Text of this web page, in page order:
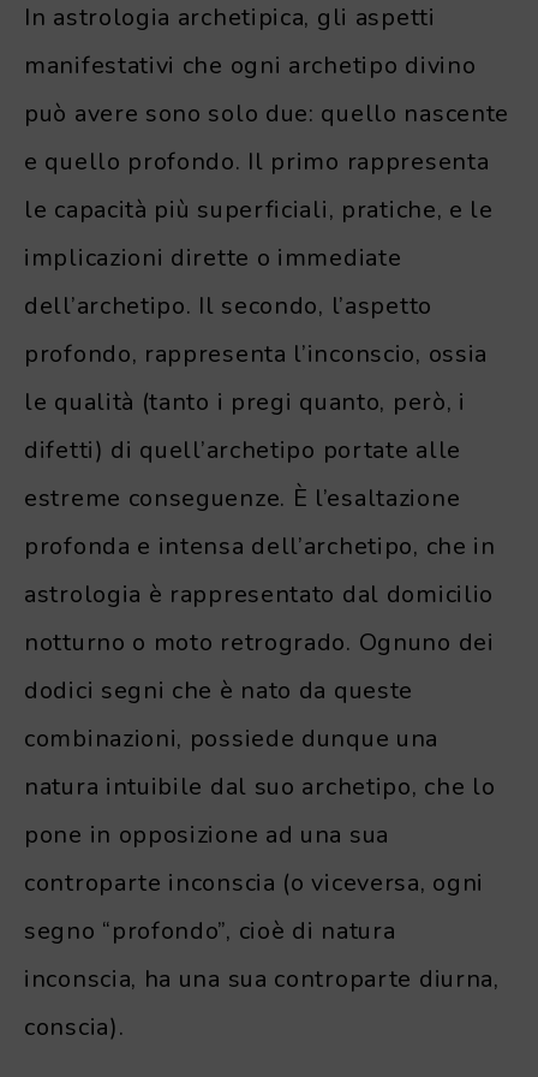
In astrologia archetipica, gli aspetti
manifestativi che ogni archetipo divino
può avere sono solo due: quello nascente
e quello profondo. Il primo rappresenta
le capacità più superficiali, pratiche, e le
implicazioni dirette o immediate
dell’archetipo. Il secondo, l’aspetto
profondo, rappresenta l’inconscio, ossia
le qualità (tanto i pregi quanto, però, i
difetti) di quell’archetipo portate alle
estreme conseguenze. È l’esaltazione
profonda e intensa dell’archetipo, che in
astrologia è rappresentato dal domicilio
notturno o moto retrogrado. Ognuno dei
dodici segni che è nato da queste
combinazioni, possiede dunque una
natura intuibile dal suo archetipo, che lo
pone in opposizione ad una sua
controparte inconscia (o viceversa, ogni
segno “profondo”, cioè di natura
inconscia, ha una sua controparte diurna,
conscia).